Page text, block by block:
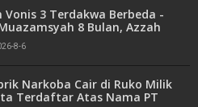
Vonis 3 Terdakwa Berbeda -
8 Bulan, Azzah
Divonis 2 Tahun 6 Bulan
8-6
Narkoba Cair di Ruko Milik
Terdaftar Atas Nama PT